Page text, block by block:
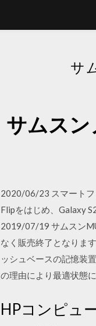
サ
サムス
2020/06/23 スマートフ
Flipをはじめ、Galaxy
2019/07/19 サムスン
なく販売終了となりま
ッシュベースの記憶装
の理由により最適状態
HPコンピュ